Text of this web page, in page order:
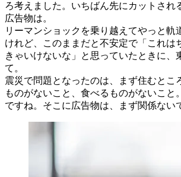
ろ考えました。いちばん先にカットされ
広告物は。
リーマンショックを乗り越えてやっと軌
けれど、このままだと不安定で「これは
きゃいけないな」と思っていたときに、
て。
震災で問題となったのは、まず住むとこ
ものがないこと、食べるものがないこと
ですね。そこに広告物は、まず関係ない